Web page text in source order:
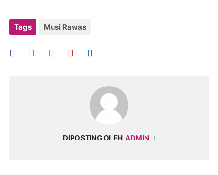
Tags Musi Rawas
DIPOSTING OLEH ADMIN